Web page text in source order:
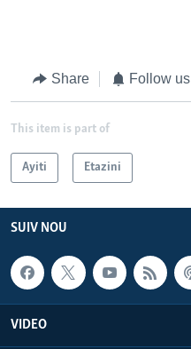
Share Follow us
This item is part of
Ayiti Etazini
SUIV NOU
VIDEO